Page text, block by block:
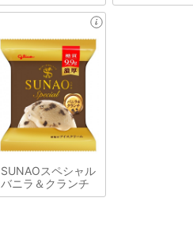
SUNAOスペシャル
バニラ＆クランチ